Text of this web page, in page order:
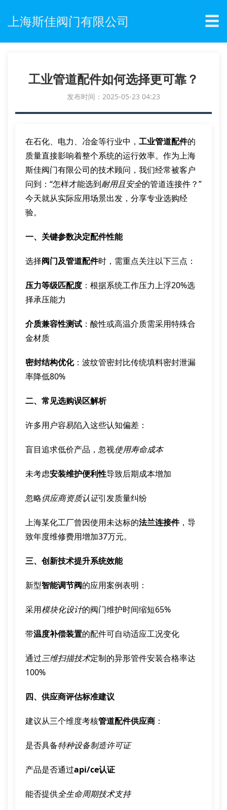
上海斯佳阀门有限公司 ☰
工业管道配件如何选择更可靠？
发布时间：2025-05-23 04:23
在石化、电力、冶金等行业中， 工业管道配件的
质量直接影响着整个系统的运行效率。作为上海
斯佳阀门有限公司的技术顾问，我们经常被客户
问到：“怎样才能选到耐用且安全的管道连接件？”
今天就从实际应用场景出发，分享专业选购经
验。
一、关键参数决定配件性能
选择阀门及管道配件时，需重点关注以下三点：
压力等级匹配度 ：根据系统工作压力上浮20%选
择承压能力
介质兼容性测试 ：酸性或高温介质需采用特殊合
金材质
密封结构优化：波纹管密封比传统填料密封泄漏
率降低80%
二、常见选购误区解析
许多用户容易陷入这些认知偏差：
盲目追求低价产品，忽视使用寿命成本
未考虑安装维护便利性导致后期成本增加
忽略供应商资质认证引发质量纠纷
上海某化工厂曾因使用未达标的法兰连接件，导
致年度维修费用增加37万元。
三、创新技术提升系统效能
新型智能调节阀的应用案例表明：
采用模块化设计的阀门维护时间缩短65%
带温度补偿装置的配件可自动适应工况变化
通过三维扫描技术定制的异形管件安装合格率达
100%
四、供应商评估标准建议
建议从三个维度考核管道配件供应商 ：
是否具备特种设备制造许可证
产品是否通过api/ce认证
能否提供全生命周期技术支持